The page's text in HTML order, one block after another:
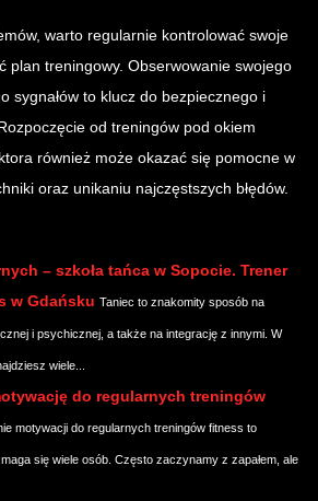
warto regularnie kontrolować swoje
plan treningowy. Obserwowanie swojego
sygnałów to klucz do bezpiecznego i
od treningów pod okiem
również może okazać się pomocne w
oraz unikaniu najczęstszych błędów.
– szkoła tańca w Sopocie. Trener
w Gdańsku Taniec to znakomity sposób na
i psychicznej, a także na integrację z innymi. W
wiele...
do regularnych treningów
motywacji do regularnych treningów fitness to
się wiele osób. Często zaczynamy z zapałem, ale